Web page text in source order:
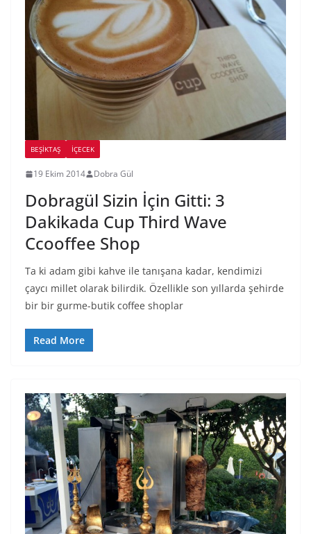
BEŞIKTAŞ İÇECEK
19 Ekim 2014 Dobra Gül
Dobragül Sizin İçin Gitti: 3
Dakikada Cup Third Wave
Ccooffee Shop
Ta ki adam gibi kahve ile tanışana kadar, kendimizi
çaycı millet olarak bilirdik. Özellikle son yıllarda şehirde
bir bir gurme-butik coffee shoplar
Read More